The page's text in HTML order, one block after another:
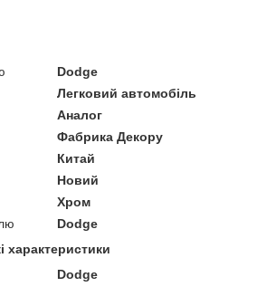
Dodge
Легковий автомобіль
Аналог
Фабрика Декору
Китай
Новий
Хром
Dodge
характеристики
Dodge